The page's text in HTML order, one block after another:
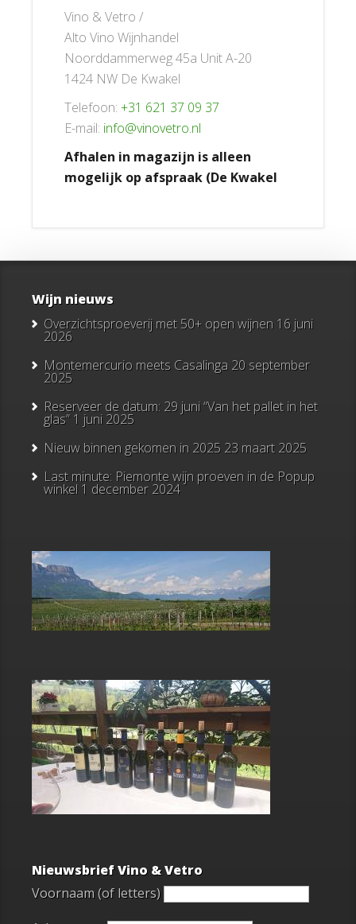
Vino & Vetro /
Alto Vino Wijnhandel
Noorddammerweg 45a Unit A-20
1424 NW De Kwakel
Telefoon: +31 621 37 09 37
E-mail: info@vinovetro.nl
Afhalen in magazijn is alleen
mogelijk op afspraak (De Kwakel
Wijn nieuws
Overzichtsproeverij met 50+ open wijnen 16 juni
2026
Montemercurio meets Casalinga 20 september
2025
Reserveer de datum: 29 juni “Van het pallet in het
glas” 1 juni 2025
Nieuw binnen gekomen in 2025 23 maart 2025
Last minute: Piemonte wijn proeven in de Popup
winkel 1 december 2024
Nieuwsbrief Vino & Vetro
Voornaam (of letters)